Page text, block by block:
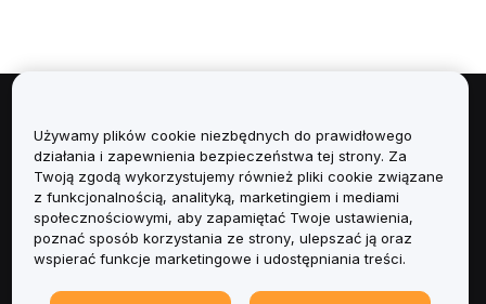
Informacje
Usługi
Obsługa Klienta
Używamy plików cookie niezbędnych do prawidłowego
działania i zapewnienia bezpieczeństwa tej strony. Za
Twoją zgodą wykorzystujemy również pliki cookie związane
z funkcjonalnością, analityką, marketingiem i mediami
społecznościowymi, aby zapamiętać Twoje ustawienia,
poznać sposób korzystania ze strony, ulepszać ją oraz
wspierać funkcje marketingowe i udostępniania treści.